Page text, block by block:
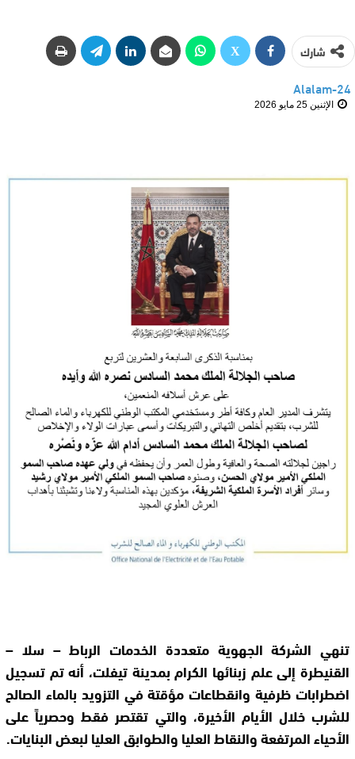
شارك
Alalam-24
الإثنين 25 مايو 2026
تنهي الشركة الجهوية متعددة الخدمات الرباط – سلا –
القنيطرة إلى علم زبنائها الكرام بمدينة تيفلت، أنه تم تسجيل
اضطرابات ظرفية وانقطاعات مؤقتة في التزويد بالماء الصالح
للشرب خلال الأيام الأخيرة، والتي تقتصر فقط وحصرياً على
الأحياء المرتفعة والنقاط العليا والطوابق العليا لبعض البنايات.